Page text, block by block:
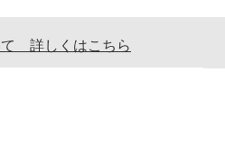
詳しくはこちら